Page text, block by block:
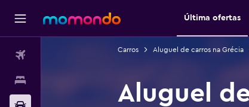
Última ofertas
Carros Aluguel de carros na Grécia
Aluguel